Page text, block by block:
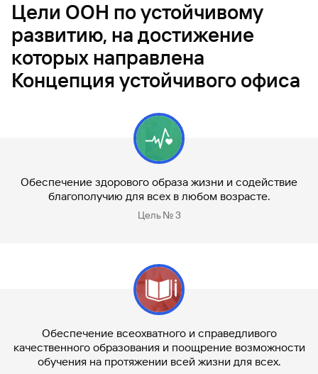
Цели ООН по устойчивому
развитию, на достижение
которых направлена
Концепция устойчивого офиса
Обеспечение здорового образа жизни и содействие
благополучию для всех в любом возрасте.
Цель № 3
Обеспечение всеохватного и справедливого
качественного образования и поощрение возможности
обучения на протяжении всей жизни для всех.